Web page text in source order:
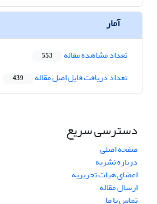
آمار
تعداد مشاهده مقاله 553
تعداد دریافت فایل اصل مقاله 439
دسترسی سریع
صفحه اصلی
درباره نشریه
اعضای هیات تحریریه
ارسال مقاله
تماس با ما